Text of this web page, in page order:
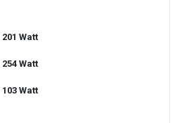
201 Watt
254 Watt
103 Watt